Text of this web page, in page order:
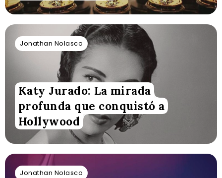
Jonathan Nolasco
Katy Jurado: La mirada
profunda que conquistó a
Hollywood
Jonathan Nolasco